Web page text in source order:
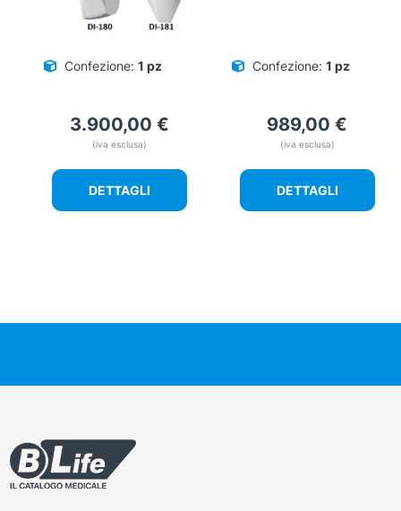
Confezione: 1 pz
3.900,00 €
(iva esclusa)
DETTAGLI
Confezione: 1 pz
989,00 €
(iva esclusa)
DETTAGLI